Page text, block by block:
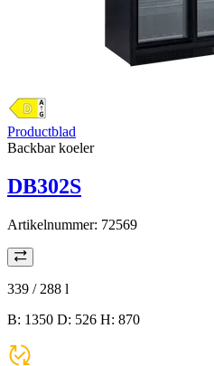
Productblad
Backbar koeler
DB302S
Artikelnummer: 72569
339 / 288 l
B: 1350 D: 526 H: 870